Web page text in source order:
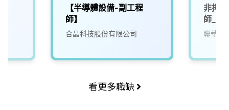
【半導體設備-副工程
師】
合晶科技股份有限公司
非揮
師_南
聯華電
看更多職缺